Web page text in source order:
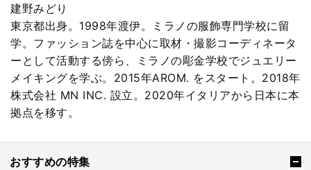
建野みどり
東京都出身。1998年渡伊。ミラノの服飾専門学校に留
学。ファッション誌を中心に取材・撮影コーディネータ
ーとして活動する傍ら、ミラノの彫金学校でジュエリー
メイキングを学ぶ。2015年AROM. をスタート。2018年
株式会社 MN INC. 設立。2020年イタリアから日本に本
拠点を移す。
おすすめの特集